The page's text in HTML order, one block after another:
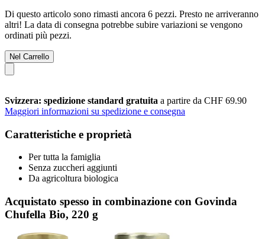
Di questo articolo sono rimasti ancora 6 pezzi. Presto ne arriveranno
altri! La data di consegna potrebbe subire variazioni se vengono
ordinati più pezzi.
Nel Carrello
Svizzera: spedizione standard gratuita a partire da CHF 69.90
Maggiori informazioni su spedizione e consegna
Caratteristiche e proprietà
Per tutta la famiglia
Senza zuccheri aggiunti
Da agricoltura biologica
Acquistato spesso in combinazione con Govinda
Chufella Bio, 220 g